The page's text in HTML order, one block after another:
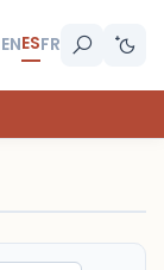
ENESFR